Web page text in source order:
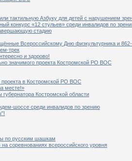
тактильную Азбуку для детей с нарушением
конкурс «12 стульев» среди инвалидов по
стадию
Всероссийскому Дню физкультурника и
трек
и здорово!
значимого проекта Костромской РО ВОС
проекта в Костромской РО ВОС
месте!»
Костромской области
шоссе среди инвалидов по зрению
по русским шашкам
соревнованиях всероссийского уровня